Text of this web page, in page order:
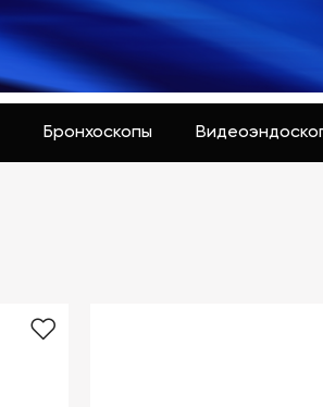
Бронхоскопы